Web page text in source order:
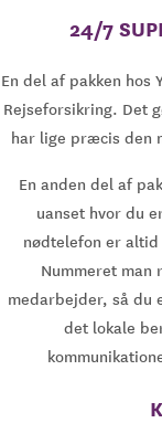
24/7
En del af pakken hos
Rejseforsikring. Det
har lige præcis den
En anden del af
uanset hvor du
nødtelefon er
Nummeret man
medarbejder, så du
det lokale